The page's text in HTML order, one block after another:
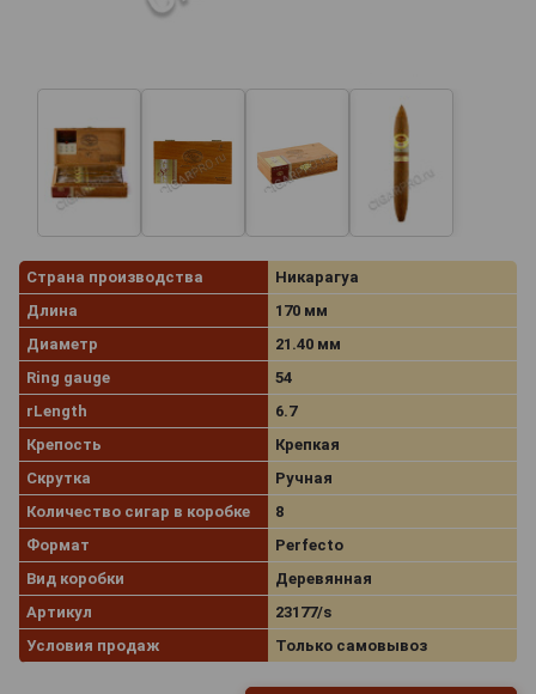
Страна производства
Никарагуа
Длина
170 мм
Диаметр
21.40 мм
Ring gauge
54
rLength
6.7
Крепость
Крепкая
Скрутка
Ручная
Количество сигар в коробке
8
Формат
Perfecto
Вид коробки
Деревянная
Артикул
23177/s
Условия продаж
Только самовывоз